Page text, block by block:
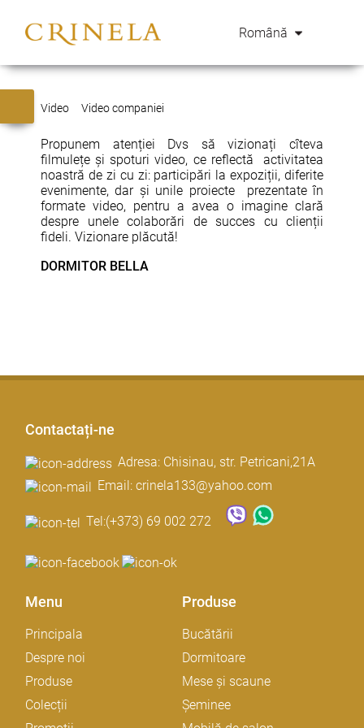
Română
Video Video companiei
Propunem atenției Dvs să vizionați cîteva
filmulețe și spoturi video, ce reflectă activitatea
noastră de zi cu zi: participări la expoziții, diferite
evenimente, dar și unile proiecte prezentate în
formate video, pentru a avea o imagine clară
despre unele colaborări de succes cu clienții
fideli. Vizionare plăcută!
DORMITOR BELLA
Contactați-ne
Adresa: Chisinau, str. Petricani,21A
Email: crinela133@yahoo.com
Tel:(+373) 69 002 272
Menu
Principala
Despre noi
Produse
Colecții
Produse
Bucătării
Dormitoare
Mese și scaune
Șeminee